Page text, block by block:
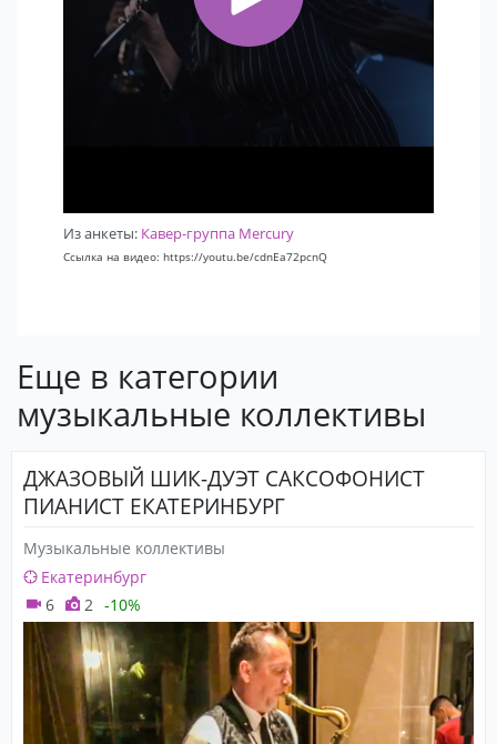
Из анкеты: Кавер-группа Mercury
Ссылка на видео: https://youtu.be/cdnEa72pcnQ
Еще в категории
музыкальные коллективы
ДЖАЗОВЫЙ ШИК-ДУЭТ САКСОФОНИСТ
ПИАНИСТ ЕКАТЕРИНБУРГ
Музыкальные коллективы
Екатеринбург
6
2 -10%